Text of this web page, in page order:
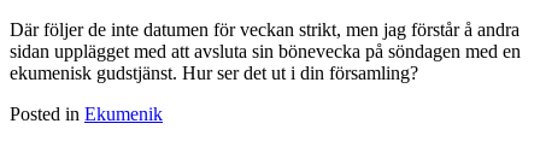
Där följer de inte datumen för veckan strikt, men jag förstår å andra
sidan upplägget med att avsluta sin bönevecka på söndagen med en
ekumenisk gudstjänst. Hur ser det ut i din församling?
Posted in Ekumenik